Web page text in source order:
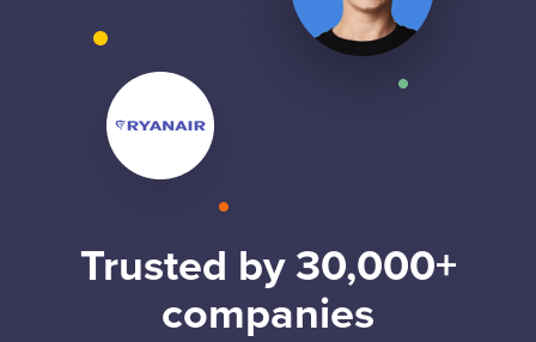
Trusted by 30,000+
companies